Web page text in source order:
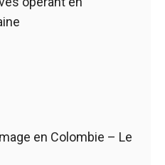
en Colombie – Le